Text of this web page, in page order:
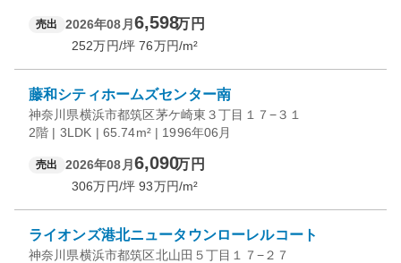
売出 2026年08月 6,598万円
252万円/坪 76万円/m²
藤和シティホームズセンター南
神奈川県横浜市都筑区茅ケ崎東３丁目１７−３１
2階 | 3LDK | 65.74m² | 1996年06月
売出 2026年08月 6,090万円
306万円/坪 93万円/m²
ライオンズ港北ニュータウンローレルコート
神奈川県横浜市都筑区北山田５丁目１７−２７